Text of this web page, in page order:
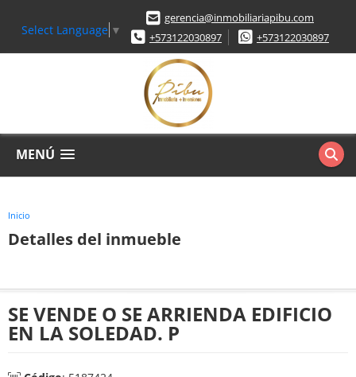
Select Language ▼
gerencia@inmobiliariapibu.com
+573122030897
+573122030897
MENÚ
Inicio
Detalles del inmueble
SE VENDE O SE ARRIENDA EDIFICIO
EN LA SOLEDAD. P